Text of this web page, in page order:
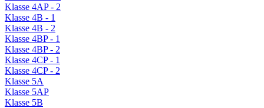
Klasse 4AP - 2
Klasse 4B - 1
Klasse 4B - 2
Klasse 4BP - 1
Klasse 4BP - 2
Klasse 4CP - 1
Klasse 4CP - 2
Klasse 5A
Klasse 5AP
Klasse 5B